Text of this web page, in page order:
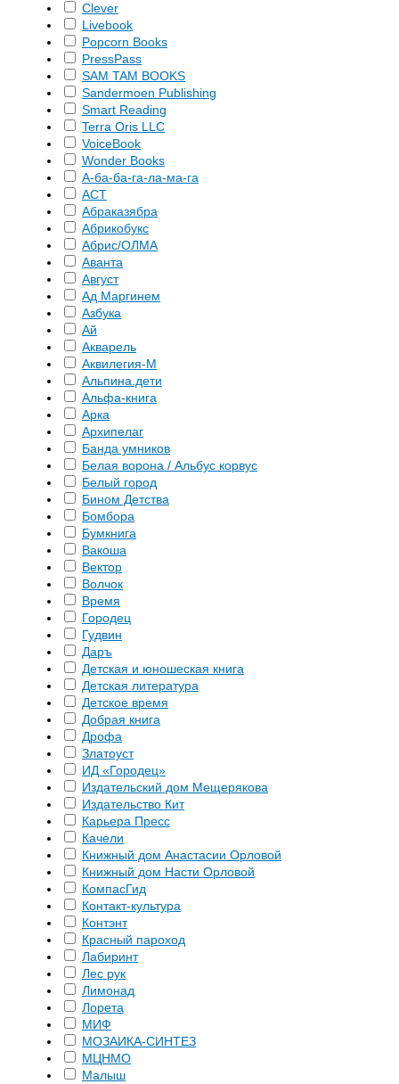
Clever
Livebook
Popcorn Books
PressPass
SAM TAM BOOKS
Sandermoen Publishing
Smart Reading
Terra Oris LLC
VoiceBook
Wonder Books
А-ба-ба-га-ла-ма-га
АСТ
Абраказябра
Абрикобукс
Абрис/ОЛМА
Аванта
Август
Ад Маргинем
Азбука
Ай
Акварель
Аквилегия-М
Альпина.дети
Альфа-книга
Арка
Архипелаг
Банда умников
Белая ворона / Альбус корвус
Белый город
Бином Детства
Бомбора
Бумкнига
Вакоша
Вектор
Волчок
Время
Городец
Гудвин
Даръ
Детская и юношеская книга
Детская литература
Детское время
Добрая книга
Дрофа
Златоуст
ИД «Городец»
Издательский дом Мещерякова
Издательство Кит
Карьера Пресс
Качели
Книжный дом Анастасии Орловой
Книжный дом Насти Орловой
КомпасГид
Контакт-культура
Контэнт
Красный пароход
Лабиринт
Лес рук
Лимонад
Лорета
МИФ
МОЗАИКА-СИНТЕЗ
МЦНМО
Малыш